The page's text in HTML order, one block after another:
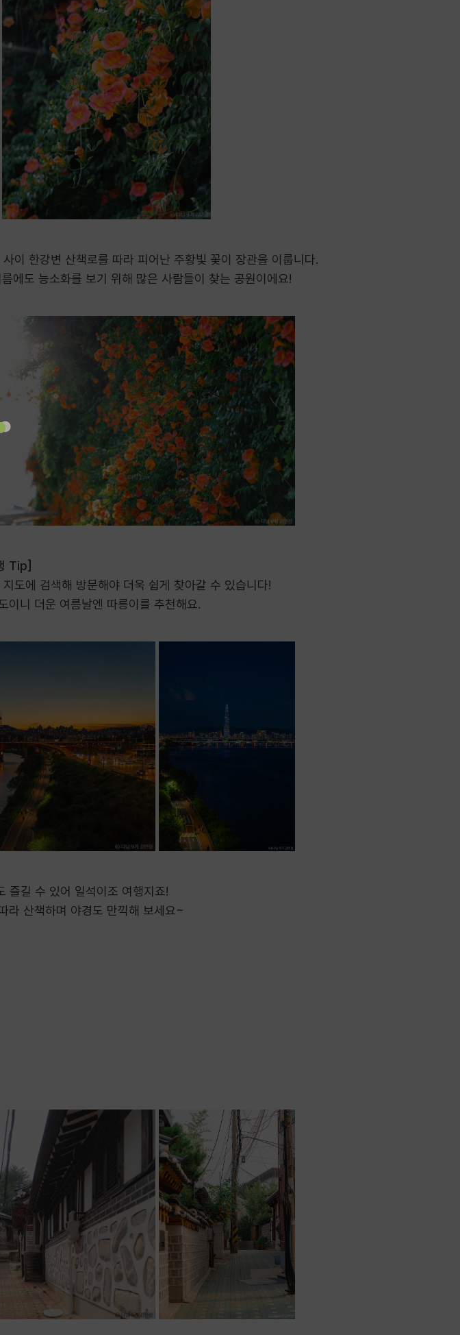
이 한강변 산책로를 따라 피어난 주황빛 꽃이 장관을 이룹니다.​
에도 능소화를 보기 위해 많은 사람들이 찾는 공원이에요!
Tip]
지도에 검색해 방문해야 더욱 쉽게 찾아갈 수 있습니다!
이니 더운 여름날엔 따릉이를 추천해요.
즐길 수 있어 일석이조 여행지죠!
라 산책하며 야경도 만끽해 보세요~